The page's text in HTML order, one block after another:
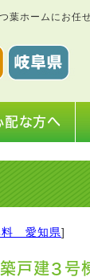
葉ホームにお任せ
配な方へ
料 愛知県]
戸建３号